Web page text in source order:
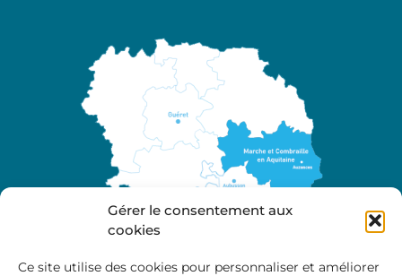
Gérer le consentement aux
cookies
Ce site utilise des cookies pour personnaliser et améliorer